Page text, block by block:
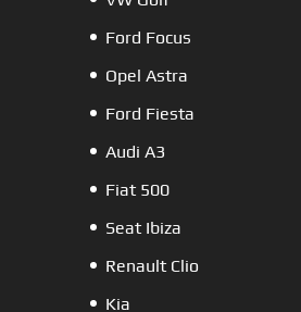
Ford Focus
Opel Astra
Ford Fiesta
Audi A3
Fiat 500
Seat Ibiza
Renault Clio
Kia